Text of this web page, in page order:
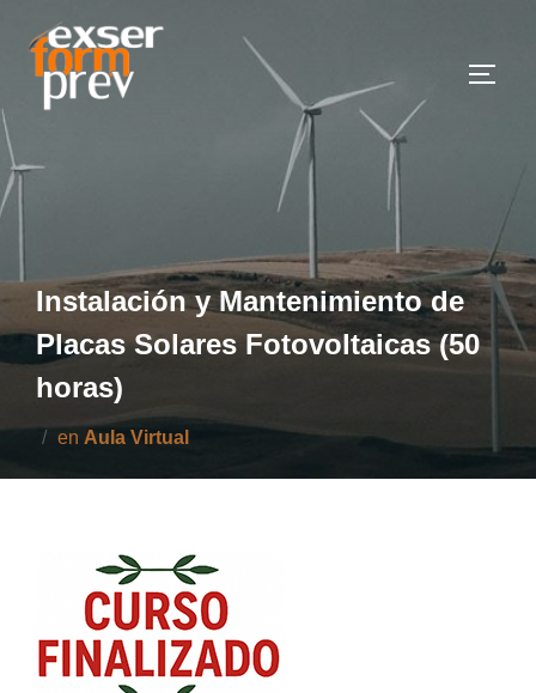
contenido
Instalación y Mantenimiento de
Placas Solares Fotovoltaicas (50
horas)
en Aula Virtual